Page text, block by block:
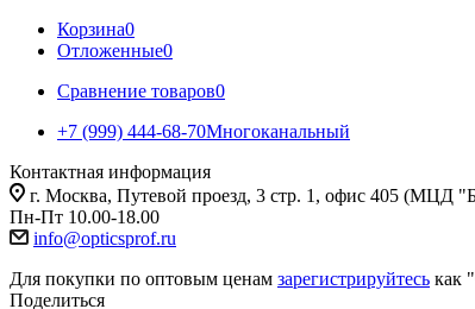
Корзина0
Отложенные0
Сравнение товаров0
+7 (999) 444-68-70Многоканальный
Контактная информация
г. Москва, Путевой проезд, 3 стр. 1, офис 405 (МЦД
Пн-Пт 10.00-18.00
info@opticsprof.ru
Для покупки по оптовым ценам зарегистрируйтесь как
Поделиться